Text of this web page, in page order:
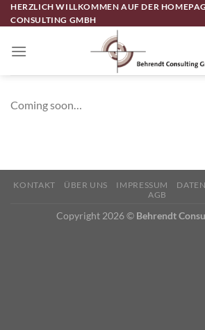
Zum
Inhalt
HERZLICH WILLKOMMEN AUF DER
CONSULTING GMBH
Coming soon…
KONTAKT ÜBER UNS IMPRESSUM
AGB
Copyright 2026 © Behrendt